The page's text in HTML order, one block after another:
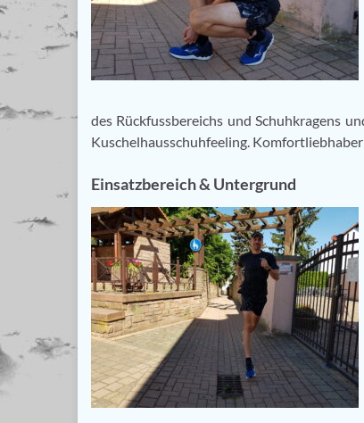
des Rückfussbereichs und Schuhkragens
Kuschelhausschuhfeeling.
Einsatzbereich & Untergrund